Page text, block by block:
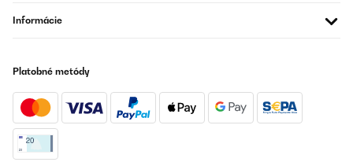
Informácie
Platobné metódy